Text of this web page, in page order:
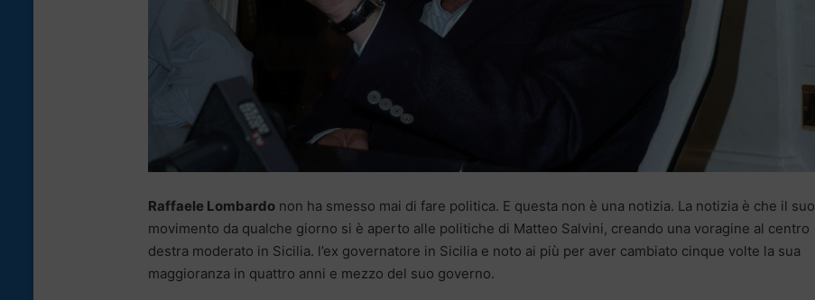
Raffaele Lombardo non ha smesso mai di fare politica. E questa non è una notizia. La notizia è che il suo
movimento da qualche giorno si è aperto alle politiche di Matteo Salvini, creando una voragine al centro
destra moderato in Sicilia. l’ex governatore in Sicilia e noto ai più per aver cambiato cinque volte la sua
maggioranza in quattro anni e mezzo del suo governo.